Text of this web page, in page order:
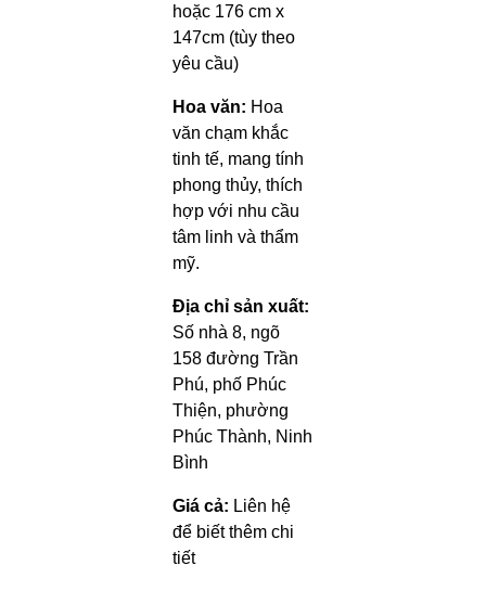
hoặc 176 cm x
147cm (tùy theo
yêu cầu)
Hoa văn: Hoa
văn chạm khắc
tinh tế, mang tính
phong thủy, thích
hợp với nhu cầu
tâm linh và thẩm
mỹ.
Địa chỉ sản xuất:
Số nhà 8, ngõ
158 đường Trần
Phú, phố Phúc
Thiện, phường
Phúc Thành, Ninh
Bình
Giá cả: Liên hệ
để biết thêm chi
tiết